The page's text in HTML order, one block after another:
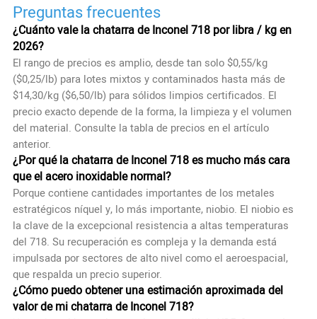
Preguntas frecuentes
¿Cuánto vale la chatarra de Inconel 718 por libra / kg en
2026?
El rango de precios es amplio, desde tan solo $0,55/kg
($0,25/lb) para lotes mixtos y contaminados hasta más de
$14,30/kg ($6,50/lb) para sólidos limpios certificados. El
precio exacto depende de la forma, la limpieza y el volumen
del material. Consulte la tabla de precios en el artículo
anterior.
¿Por qué la chatarra de Inconel 718 es mucho más cara
que el acero inoxidable normal?
Porque contiene cantidades importantes de los metales
estratégicos níquel y, lo más importante, niobio. El niobio es
la clave de la excepcional resistencia a altas temperaturas
del 718. Su recuperación es compleja y la demanda está
impulsada por sectores de alto nivel como el aeroespacial,
que respalda un precio superior.
¿Cómo puedo obtener una estimación aproximada del
valor de mi chatarra de Inconel 718?